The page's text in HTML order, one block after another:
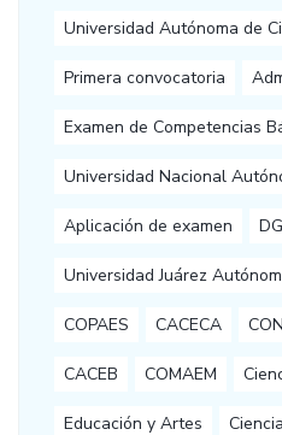
Universidad Autónoma de
Primera convocatoria
Examen de Competencias
Universidad Nacional
Aplicación de examen
Universidad Juárez
COPAES CACECA
CACEB COMAEM
Educación y Artes